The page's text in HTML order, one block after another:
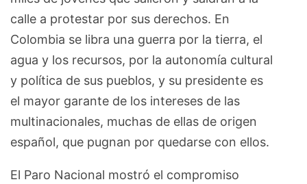
calle a protestar por sus derechos. En
Colombia se libra una guerra por la tierra, el
agua y los recursos, por la autonomía cultural
y política de sus pueblos, y su presidente es
el mayor garante de los intereses de las
multinacionales, muchas de ellas de origen
español, que pugnan por quedarse con ellos.
El Paro Nacional mostró el compromiso